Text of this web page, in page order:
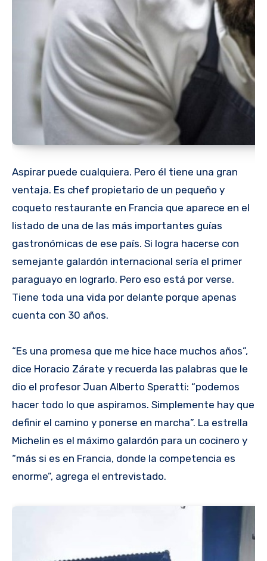
Aspirar puede cualquiera. Pero él tiene una gran
ventaja. Es chef propietario de un pequeño y
coqueto restaurante en Francia que aparece en el
listado de una de las más importantes guías
gastronómicas de ese país. Si logra hacerse con
semejante galardón internacional sería el primer
paraguayo en lograrlo. Pero eso está por verse.
Tiene toda una vida por delante porque apenas
cuenta con 30 años.
“Es una promesa que me hice hace muchos años”,
dice Horacio Zárate y recuerda las palabras que le
dio el profesor Juan Alberto Speratti: “podemos
hacer todo lo que aspiramos. Simplemente hay que
definir el camino y ponerse en marcha”. La estrella
Michelin es el máximo galardón para un cocinero y
“más si es en Francia, donde la competencia es
enorme”, agrega el entrevistado.